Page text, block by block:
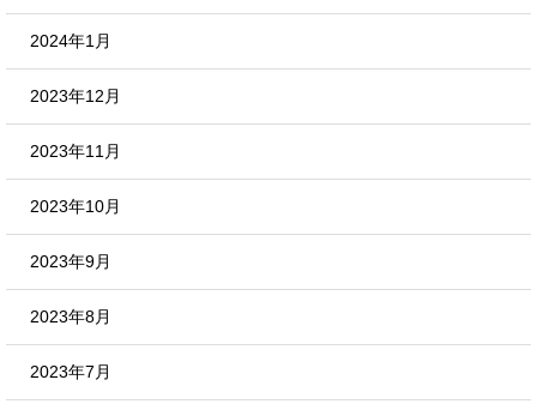
2024年1月
2023年12月
2023年11月
2023年10月
2023年9月
2023年8月
2023年7月